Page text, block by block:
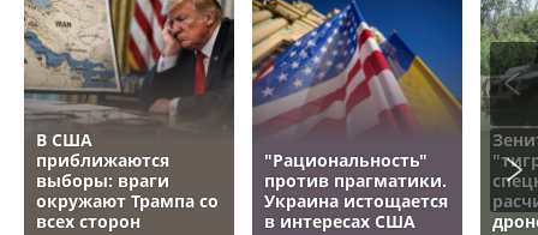
В США
приближаются
выборы: враги
окружают Трампа со
всех сторон
"Рациональность"
против прагматики.
Украина истощается
в интересах США